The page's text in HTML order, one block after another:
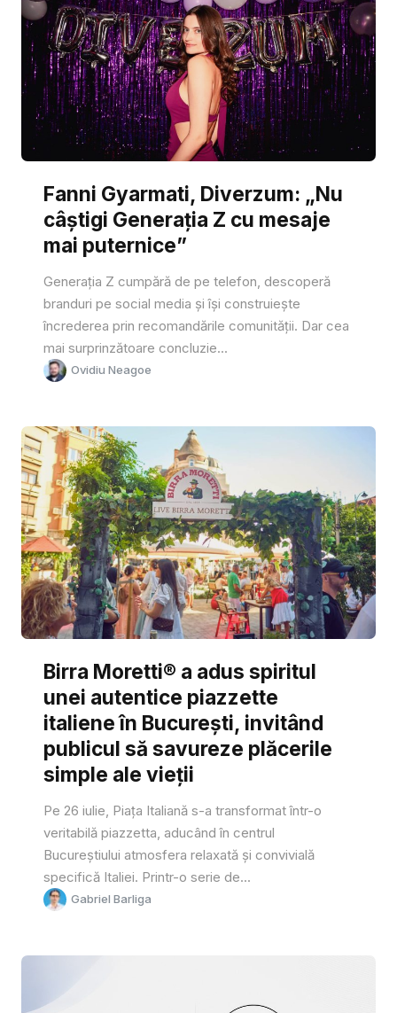
Fanni Gyarmati, Diverzum: „Nu
câștigi Generația Z cu mesaje
mai puternice”
Generația Z cumpără de pe telefon, descoperă
branduri pe social media și își construiește
încrederea prin recomandările comunității. Dar cea
mai surprinzătoare concluzie...
Ovidiu Neagoe
Birra Moretti® a adus spiritul
unei autentice piazzette
italiene în București, invitând
publicul să savureze plăcerile
simple ale vieții
Pe 26 iulie, Piața Italiană s-a transformat într-o
veritabilă piazzetta, aducând în centrul
Bucureștiului atmosfera relaxată și convivială
specifică Italiei. Printr-o serie de...
Gabriel Barliga